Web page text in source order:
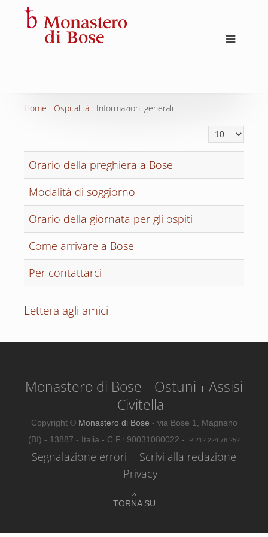
Home Ospitalità Informazioni generali
Visualizza n.
Orario della preghiera a Bose
Modalità di soggiorno
Orario della giornata per gli ospiti
Come arrivare a Bose
Per contattarci
Lettera agli amici
TORNA SU
Monastero di Bose Ostuni
Assisi
Civitella
Copyright © Monastero di Bose - via Bose 1, Magnano
(BI) - 13887 - Italia - C.F.: 90031080022 - IP 212.224.76.252
Segnalazione errori
Scrivi alla redazione
Privacy